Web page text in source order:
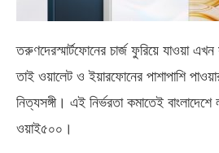
তরুণদেরস্মার্টফোনের চার্জ ফুরিয়ে যাওয়া
তাই ওয়ালেট ও ইয়ারফোনের পাশাপাশি
নিত্যসঙ্গী। এই নির্ভরতা কমাতেই
ওয়াই৫০০ ।